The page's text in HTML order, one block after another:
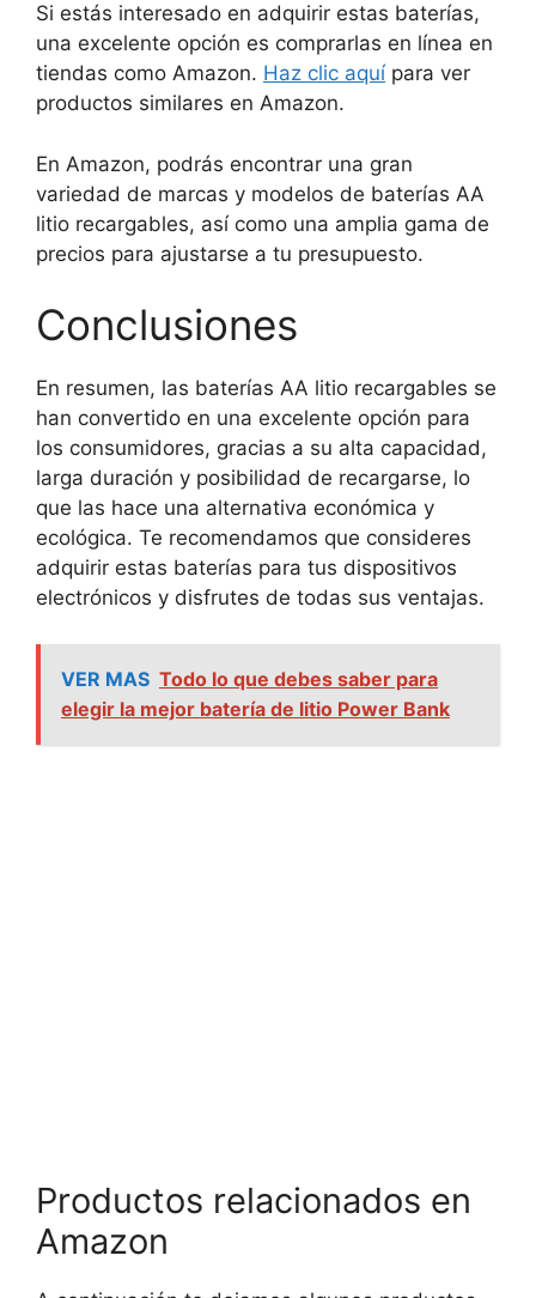
Si estás interesado en adquirir estas baterías,
una excelente opción es comprarlas en línea en
tiendas como Amazon. Haz clic aquí para ver
productos similares en Amazon.
En Amazon, podrás encontrar una gran
variedad de marcas y modelos de baterías AA
litio recargables, así como una amplia gama de
precios para ajustarse a tu presupuesto.
Conclusiones
En resumen, las baterías AA litio recargables se
han convertido en una excelente opción para
los consumidores, gracias a su alta capacidad,
larga duración y posibilidad de recargarse, lo
que las hace una alternativa económica y
ecológica. Te recomendamos que consideres
adquirir estas baterías para tus dispositivos
electrónicos y disfrutes de todas sus ventajas.
VER MAS Todo lo que debes saber para
elegir la mejor batería de litio Power Bank
Productos relacionados en
Amazon